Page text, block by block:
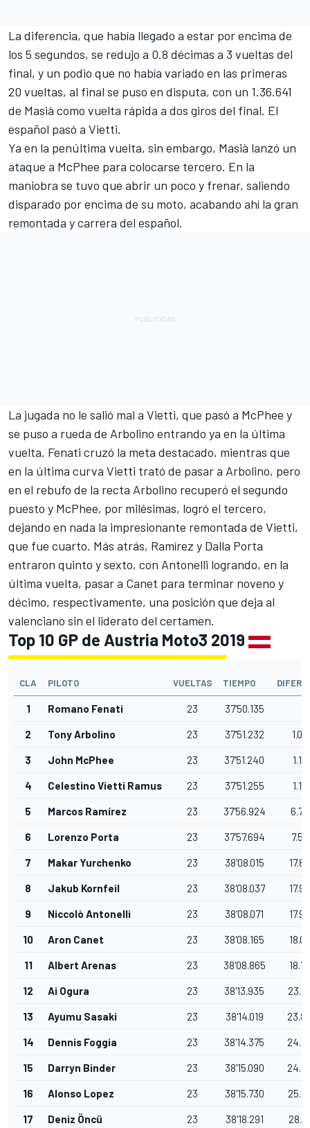
La diferencia, que había llegado a estar por encima de
los 5 segundos, se redujo a 0.8 décimas a 3 vueltas del
final, y un podio que no había variado en las primeras
20 vueltas, al final se puso en disputa, con un 1.36.641
de Masià como vuelta rápida a dos giros del final. El
español pasó a Vietti.
Ya en la penúltima vuelta, sin embargo, Masià lanzó un
ataque a McPhee para colocarse tercero. En la
maniobra se tuvo que abrir un poco y frenar, saliendo
disparado por encima de su moto, acabando ahí la gran
remontada y carrera del español.
La jugada no le salió mal a Vietti, que pasó a McPhee y
se puso a rueda de Arbolino entrando ya en la última
vuelta. Fenati cruzó la meta destacado, mientras que
en la última curva Vietti trató de pasar a Arbolino, pero
en el rebufo de la recta Arbolino recuperó el segundo
puesto y McPhee, por milésimas, logró el tercero,
dejando en nada la impresionante remontada de Vietti,
que fue cuarto. Más atrás, Ramírez y Dalla Porta
entraron quinto y sexto, con Antonelli logrando, en la
última vuelta, pasar a Canet para terminar noveno y
décimo, respectivamente, una posición que deja al
valenciano sin el liderato del certamen.
Top 10 GP de Austria Moto3 2019
CLA PILOTO VUELTAS TIEMPO
1 Romano Fenati 23 37'50.135
2 Tony Arbolino 23 37'51.232
3 John McPhee 23 37'51.240
4 Celestino Vietti Ramus 23 37'51.255
5 Marcos Ramírez 23 37'56.924
6 Lorenzo Porta 23 37'57.694
7 Makar Yurchenko 23 38'08.015
8 Jakub Kornfeil 23 38'08.037
9 Niccolò Antonelli 23 38'08.071
10 Aron Canet 23 38'08.165
11 Albert Arenas 23 38'08.865
12 Ai Ogura 23 38'13.935
13 Ayumu Sasaki 23 38'14.019
14 Dennis Foggia 23 38'14.375
15 Darryn Binder 23 38'15.090
16 Alonso Lopez 23 38'15.730
17 Deniz Öncü 23 38'18.291